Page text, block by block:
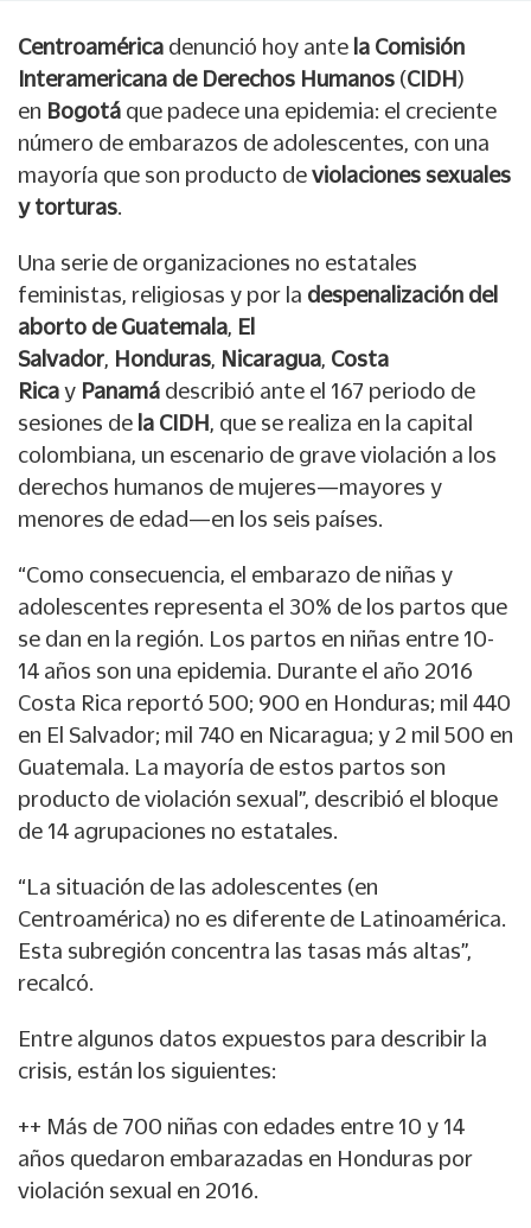
Centroamérica denunció hoy ante la Comisión
Interamericana de Derechos Humanos (CIDH)
en Bogotá que padece una epidemia: el creciente
número de embarazos de adolescentes, con una
mayoría que son producto de violaciones sexuales
y torturas.
Una serie de organizaciones no estatales
feministas, religiosas y por la despenalización del
aborto de Guatemala, El
Salvador, Honduras, Nicaragua, Costa
Rica y Panamá describió ante el 167 periodo de
sesiones de la CIDH, que se realiza en la capital
colombiana, un escenario de grave violación a los
derechos humanos de mujeres—mayores y
menores de edad—en los seis países.
“Como consecuencia, el embarazo de niñas y
adolescentes representa el 30% de los partos que
se dan en la región. Los partos en niñas entre 10-
14 años son una epidemia. Durante el año 2016
Costa Rica reportó 500; 900 en Honduras; mil 440
en El Salvador; mil 740 en Nicaragua; y 2 mil 500 en
Guatemala. La mayoría de estos partos son
producto de violación sexual”, describió el bloque
de 14 agrupaciones no estatales.
“La situación de las adolescentes (en
Centroamérica) no es diferente de Latinoamérica.
Esta subregión concentra las tasas más altas”,
recalcó.
Entre algunos datos expuestos para describir la
crisis, están los siguientes:
++ Más de 700 niñas con edades entre 10 y 14
años quedaron embarazadas en Honduras por
violación sexual en 2016.